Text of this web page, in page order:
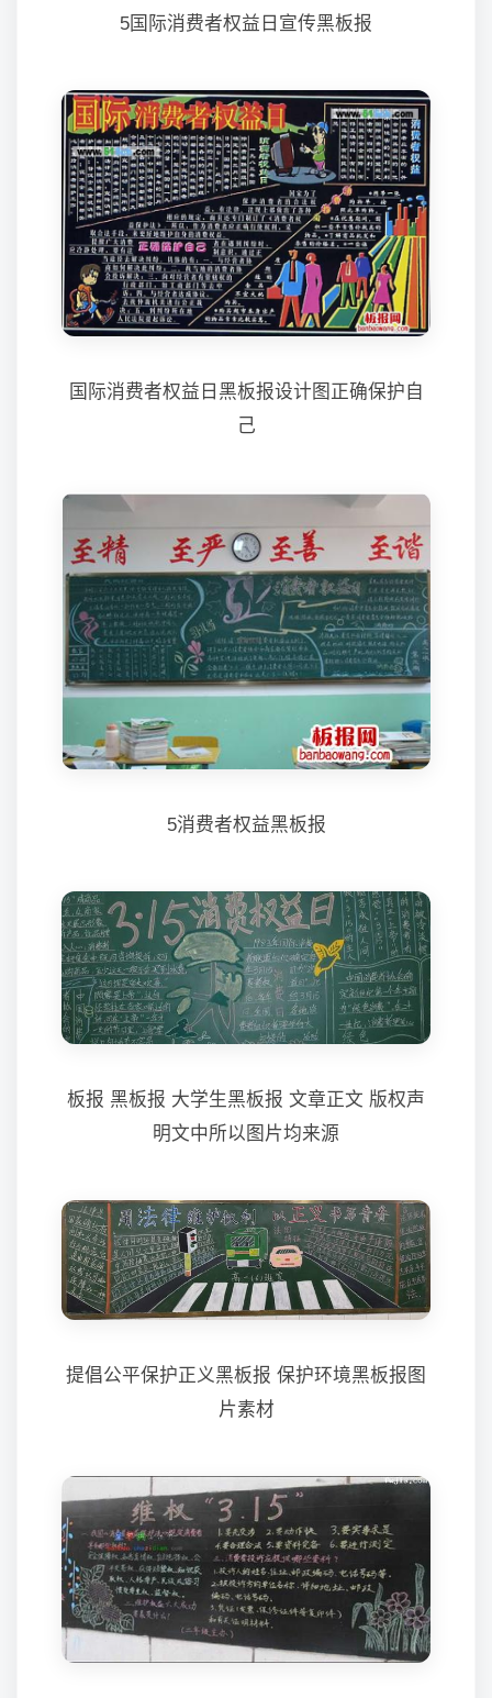
5国际消费者权益日宣传黑板报
国际消费者权益日黑板报设计图正确保护自
己
5消费者权益黑板报
板报 黑板报 大学生黑板报 文章正文 版权声
明文中所以图片均来源
提倡公平保护正义黑板报 保护环境黑板报图
片素材